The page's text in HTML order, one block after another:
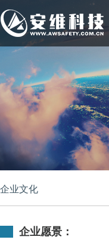
企业文化
企业愿景：